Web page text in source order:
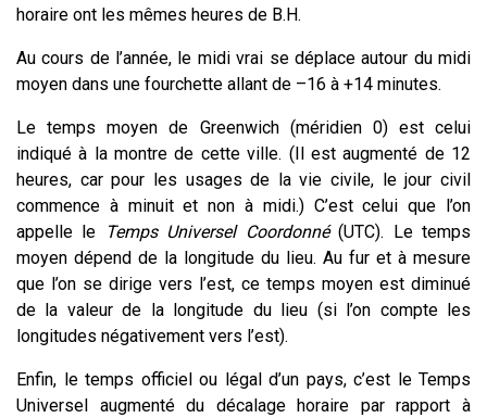
horaire ont les mêmes heures de B.H.
Au cours de l’année, le midi vrai se déplace autour du midi
moyen dans une fourchette allant de –16 à +14 minutes.
Le temps moyen de Greenwich (méridien 0) est celui
indiqué à la montre de cette ville. (Il est augmenté de 12
heures, car pour les usages de la vie civile, le jour civil
commence à minuit et non à midi.) C’est celui que l’on
appelle le
Temps Universel Coordonné(UTC). Le temps
moyen dépend de la longitude du lieu. Au fur et à mesure
que l’on se dirige vers l’est, ce temps moyen est diminué
de la valeur de la longitude du lieu (si l’on compte les
longitudes négativement vers l’est).
Enfin, le temps officiel ou légal d’un pays, c’est le Temps
Universel augmenté du décalage horaire par rapport à